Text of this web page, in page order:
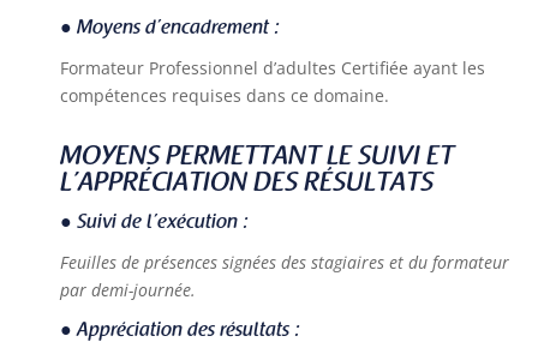
● Moyens d’encadrement :
Formateur Professionnel d’adultes Certifiée ayant les
compétences requises dans ce domaine.
MOYENS PERMETTANT LE SUIVI ET
L’APPRÉCIATION DES RÉSULTATS
● Suivi de l’exécution :
Feuilles de présences signées des stagiaires et du formateur
par demi-journée.
● Appréciation des résultats :